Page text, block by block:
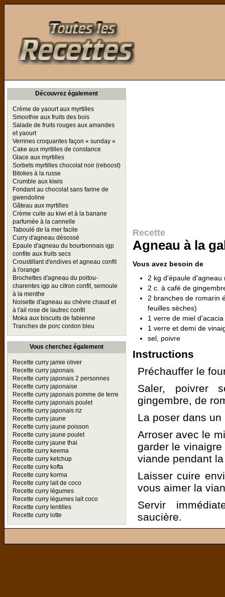
Découvrez également
Crème de yaourt aux myrtilles
Smoothie aux fruits des bois
Salade de fruits rouges aux amandes
et yaourt
Verrines croquantes façon « sunday »
Cake aux myrtilles de constance
Glace aux myrtilles
Sorbets myrtilles chocolat noir (reboost)
Bitokes à la russe
Crumble aux kiwis
Fondant au chocolat sans farine de
gwendoline
Gâteau aux myrtilles
Crème cuite au kiwi et à la banane
parfumée à la cannelle
Taboulé de la mer facile
Curry d'agneau désossé
Epaule d'agneau du bourbonnais igp
confite aux fruits secs
Croustillant d'endives et agneau confit
à l'orange
Brochettes d'agneau du poitou-
charentes igp au citron confit, semoule
à la menthe
Noisette d'agneau au chèvre chaud et
à l'ail rose de lautrec confit
Moka aux biscuits de fabienne
Tranches de porc cordon bleu
Vous cherchez également
Recette curry jamie oliver
Recette curry japonais
Recette curry japonais 2 personnes
Recette curry japonaise
Recette curry japonais pomme de terre
Recette curry japonais poulet
Recette curry japonais riz
Recette curry jaune
Recette curry jaune poisson
Recette curry jaune poulet
Recette curry jaune thai
Recette curry keema
Recette curry ketchup
Recette curry kofta
Recette curry korma
Recette curry lait de coco
Recette curry légumes
Recette curry légumes lait coco
Recette curry lentilles
Recette curry lotte
Recette
Agneau à la
Vous avez besoin de
2 kg d'épaule d'agneau
2 c. à café de
2 branches de romarin
feuilles sèches)
1 verre de miel d'acacia
1 verre et demi de
sel, poivre
Instructions
Préchauffer le
Saler, poivrer
gingembre, de
La poser dans
Arroser avec le
garder le
viande pendant
Laisser cuire
vous aimer la
Servir
saucière.